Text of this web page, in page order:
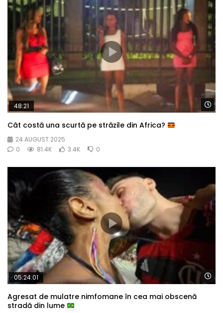
48:21
Cât costă una scurtă pe străzile din Africa?
24 AUGUST 2025
0
81.4K 3.4K 0
05:24:01
Agresat de mulatre nimfomane în cea mai obscenă
stradă din lume